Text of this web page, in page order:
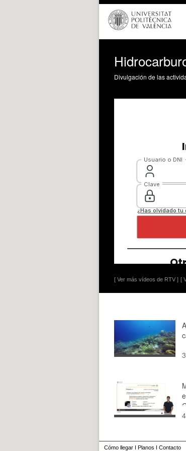
Divulgación de las
[ Ver más vídeos de RTV ] [
Cómo llegar I Planos I Contacto